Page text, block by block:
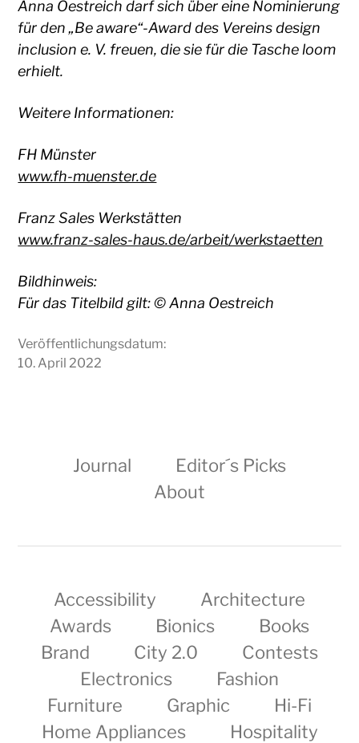
Anna Oestreich darf sich über eine Nominierung
für den „Be aware“-Award des Vereins design
inclusion e. V. freuen, die sie für die Tasche loom
erhielt.
Weitere Informationen:
FH Münster
www.fh-muenster.de
Franz Sales Werkstätten
www.franz-sales-haus.de/arbeit/werkstaetten
Bildhinweis:
Für das Titelbild gilt: © Anna Oestreich
Veröffentlichungsdatum:
10. April 2022
Journal
Editor´s Picks
About
Accessibility
Architecture
Awards
Bionics
Books
Brand
City 2.0
Contests
Electronics
Fashion
Furniture
Graphic
Hi-Fi
Home Appliances
Hospitality